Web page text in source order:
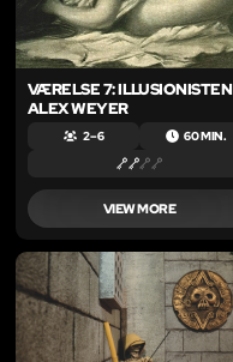
VÆRELSE 7: ILLUSIONISTEN
ALEX WEYER
2 – 6 60 MIN.
VIEW MORE